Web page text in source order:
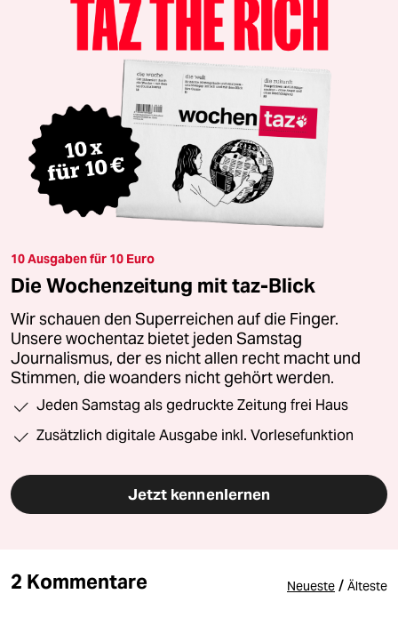
10 Ausgaben für 10 Euro
Die Wochenzeitung mit taz-Blick
Wir schauen den Superreichen auf die Finger.
Unsere wochentaz bietet jeden Samstag
Journalismus, der es nicht allen recht macht und
Stimmen, die woanders nicht gehört werden.
Jeden Samstag als gedruckte Zeitung frei Haus
Zusätzlich digitale Ausgabe inkl. Vorlesefunktion
Jetzt kennenlernen
2 Kommentare Neueste / Älteste